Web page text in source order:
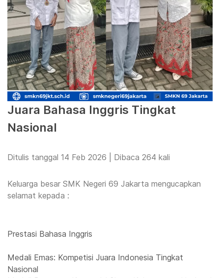
Juara Bahasa Inggris Tingkat
Nasional
Ditulis tanggal 14 Feb 2026 | Dibaca 264 kali
Keluarga besar SMK Negeri 69 Jakarta mengucapkan
selamat kepada :
Prestasi Bahasa Inggris
Medali Emas: Kompetisi Juara Indonesia Tingkat
Nasional